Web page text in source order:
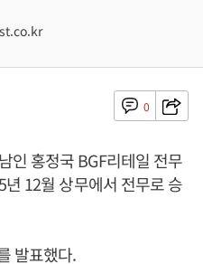
0
인 홍정국 BGF리테일 전무
12월 상무에서 전무로 승
발표했다.